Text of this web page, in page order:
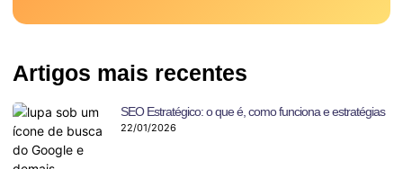
Artigos mais recentes
SEO Estratégico: o que é, como funciona e estratégias
22/01/2026